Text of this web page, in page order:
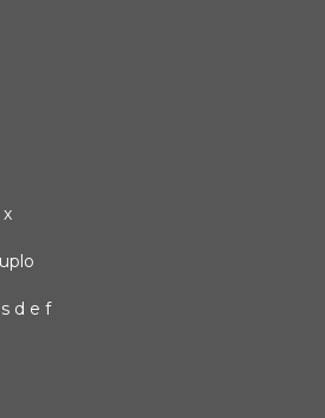
d e f